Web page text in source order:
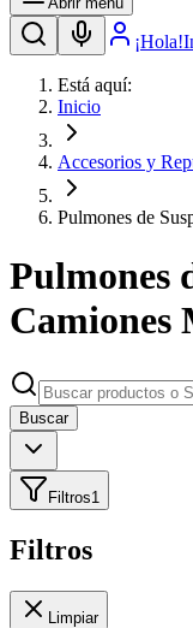
¡Hola!
Está aquí:
Inicio
Accesorios y
Pulmones de
Pulmones
Camiones
Buscar
Filtros1
Filtros
Limpiar